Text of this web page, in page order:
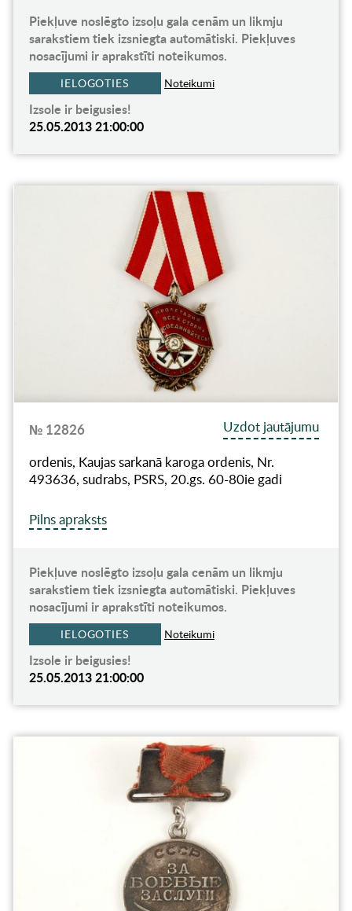
Piekļuve noslēgto izsoļu gala cenām un likmju
sarakstiem tiek izsniegta automātiski. Piekļuves
nosacījumi ir aprakstīti noteikumos.
IELOGOTIES Noteikumi
Izsole ir beigusies!
25.05.2013 21:00:00
№ 12826
Uzdot jautājumu
ordenis, Kaujas sarkanā karoga ordenis, Nr.
493636, sudrabs, PSRS, 20.gs. 60-80ie gadi
Pilns apraksts
Piekļuve noslēgto izsoļu gala cenām un likmju
sarakstiem tiek izsniegta automātiski. Piekļuves
nosacījumi ir aprakstīti noteikumos.
IELOGOTIES Noteikumi
Izsole ir beigusies!
25.05.2013 21:00:00